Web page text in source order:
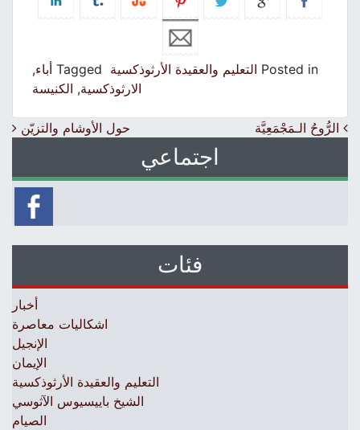
Posted in التعليم والعقيدة الأرثوذكسية Tagged أباء,
الارثوذكسية,الكنيسة
Post navigation
الرُّوحُ الـمَجْمَعِيَّة حول اﻷوشام والتزيّن
اجتماعي
فئات
أخبار
اشكاليات معاصرة
الإنجيل
الإيمان
التعليم والعقيدة الأرثوذكسية
الشيخ باييسيوس الآثوسي
الصيام